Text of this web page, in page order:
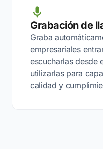
Grabación de
Graba
empresariales
escucharlas desde
utilizarlas para
calidad y